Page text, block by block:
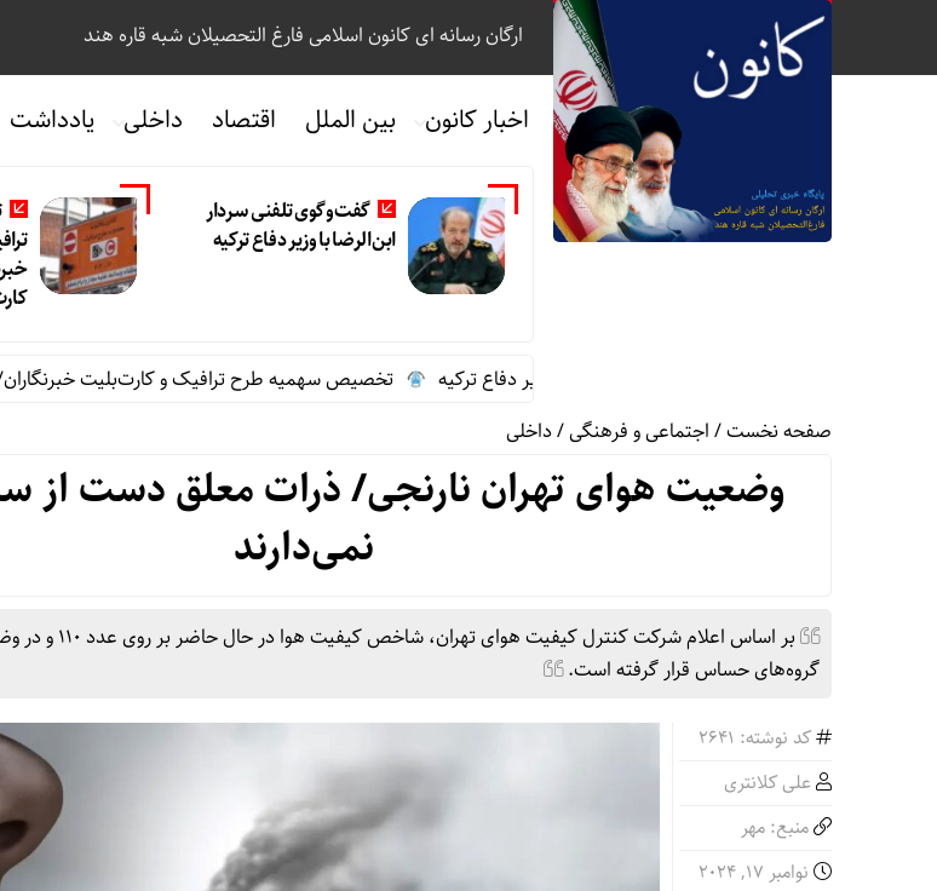
ارگان رسانه ای کانون اسلامی فارغ التحصیلان شبه قاره هند
اخبار کانون بین الملل اقتصاد داخلی یادداشت
گفت‌وگوی تلفنی سردار
ابن‌الرضا با وزیر دفاع ترکیه
گفت‌وگوی تلفنی سردار ابن‌الرضا با وزیر دفاع ترکیه تخصیص سهمیه طرح ترافیک و کارت‌بلیت خبرنگاران/
صفحه نخست/اجتماعی و فرهنگی/داخلی
وضعیت هوای تهران نارنجی/ ذرات معلق دست از
نمی‌دارند
بر اساس اعلام شرکت
گروه‌های حساس قرار گرفته است.
کد نوشته: 2641
علی کلانتری
منبع: مهر
نوامبر 17, 2024